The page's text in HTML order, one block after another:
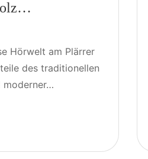
Hörwelt am Plärrer
des traditionellen
moderner…